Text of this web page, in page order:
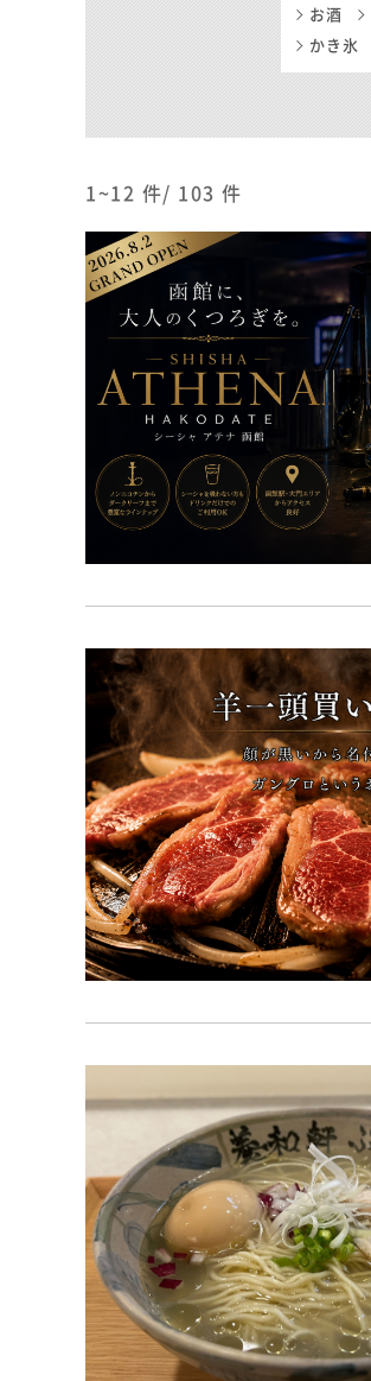
お酒
かき氷
1~12 件/ 103 件